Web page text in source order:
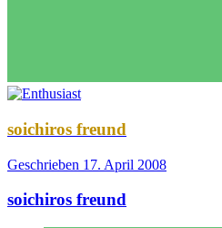
soichiros freund
Geschrieben 17. April 2008
soichiros freund